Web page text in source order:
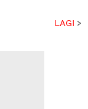
LAGI